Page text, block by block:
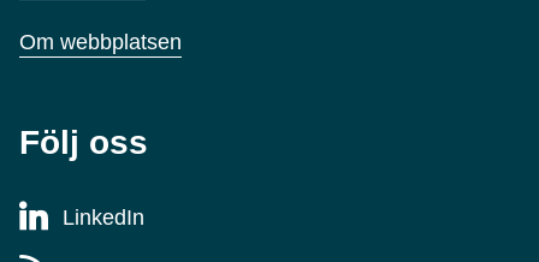
Om webbplatsen
Följ oss
LinkedIn